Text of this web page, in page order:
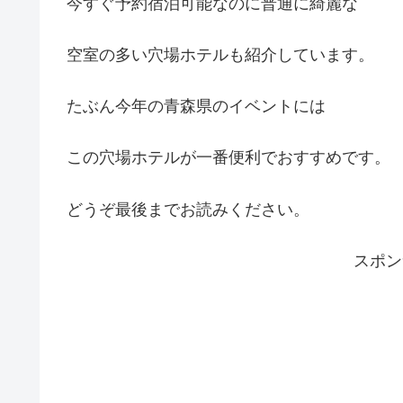
空室の多い穴場ホテルも紹介しています。
たぶん今年の青森県のイベントには
この穴場ホテルが一番便利でおすすめです。
どうぞ最後までお読みください。
スポ